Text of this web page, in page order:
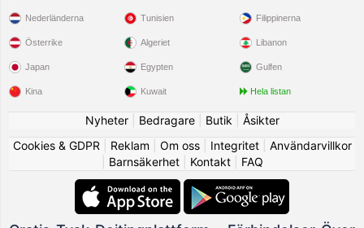
Nederländerna
Österrike
Japan
Kina
Tunisien
Algeriet
Egypten
Kuwait
Filippinerna
Libanon
Gulfen
Hela listan
Nyheter| Bedragare| Butik
Åsikter
Cookies & GDPR
Reklam Om oss| Integritet| Användarvillkor
Barnsäkerhet| Kontakt| FAQ